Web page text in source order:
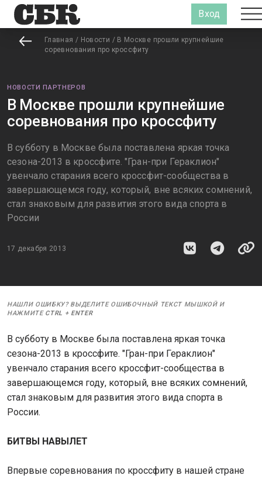
Вход
Главная / Новости / В Москве прошли крупнейшие
соревнования про кроссфиту
НОВОСТИ ПАРТНЕРОВ
В Москве прошли крупнейшие
соревнования про кроссфиту
В субботу в Москве была поставлена яркая точка
сезона-2013 в кроссфите. "Гран-при Гераклион"
увенчало старания всего кроссфит-сообщества в
завершающемся году, который, вне всяких сомнений,
стал знаковым для развития этого вида спорта в
России
17 декабря 2013
НАШЛИ ОШИБКУ? ВЫДЕЛИТЕ ОШИБОЧНЫЙ ТЕКСТ МЫШКОЙ И
НАЖМИТЕ CTRL + ENTER
В субботу в Москве была поставлена яркая точка
сезона-2013 в кроссфите. "Гран-при Гераклион"
увенчало старания всего кроссфит-сообщества в
завершающемся году, который, вне всяких сомнений,
стал знаковым для развития этого вида спорта в
России.
БИТВЫ НАВЫЛЕТ
Впервые соревнования по кроссфиту в нашей стране